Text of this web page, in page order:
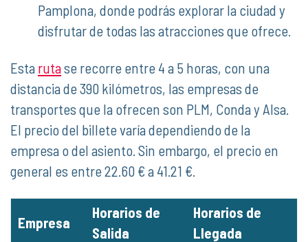
Pamplona, donde podrás explorar la ciudad y
disfrutar de todas las atracciones que ofrece.
Esta rutase recorre entre 4 a 5 horas, con una
distancia de 390 kilómetros, las empresas de
transportes que la ofrecen son PLM, Conda y Alsa.
El precio del billete varía dependiendo de la
empresa o del asiento. Sin embargo, el precio en
general es entre 22.60 € a 41.21 €.
Empresa
Horarios de
Salida
Horarios de
Llegada